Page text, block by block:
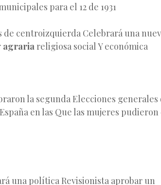
para el 12 de 1931
centroizquierda Celebrará una
agraria religiosa social Y económica
la segunda Elecciones generales
en las Que las mujeres
una política Revisionista aprobar un